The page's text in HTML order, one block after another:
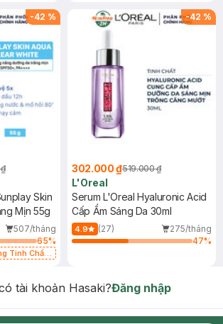
-42 %
Skin
Mịn 55g
507/tháng
65%
Tinh Chất
-42 %
302.000 ₫519.000 ₫
L'Oreal
Serum L'Oreal Hyaluronic Acid
Cấp Ẩm Sáng Da 30ml
4.9 (27)
275/tháng
47%
tài khoản Hasaki?Đăng nhập